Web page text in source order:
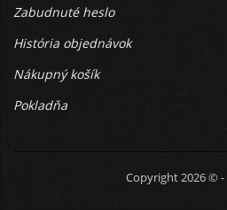
Zabudnuté heslo
História objednávok
Nákupný košík
Pokladňa
Copyright 2026 © -